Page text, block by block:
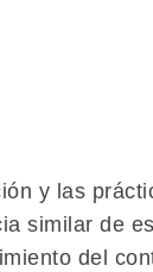
y las
similar de
del